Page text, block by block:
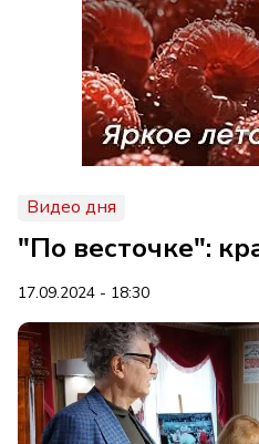
Видео дня
"По весточке":
17.09.2024 - 18:30